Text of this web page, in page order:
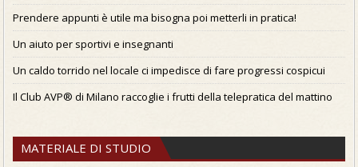
Prendere appunti è utile ma bisogna poi metterli in pratica!
Un aiuto per sportivi e insegnanti
Un caldo torrido nel locale ci impedisce di fare progressi cospicui
Il Club AVP® di Milano raccoglie i frutti della telepratica del mattino
MATERIALE DI STUDIO